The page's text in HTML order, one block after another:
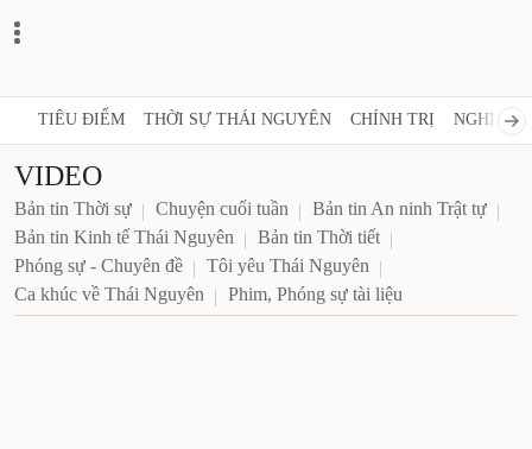
TIÊU ĐIỂM THỜI SỰ THÁI NGUYÊN CHÍNH TRỊ NGHỊ
VIDEO
Bản tin Thời sự Chuyện cuối tuần
Bản tin An ninh Trật tự
Bản tin Kinh tế Thái Nguyên
Bản tin Thời tiết
Phóng sự - Chuyên đề
Tôi yêu Thái Nguyên
Ca khúc về Thái Nguyên
Phim, Phóng sự tài liệu